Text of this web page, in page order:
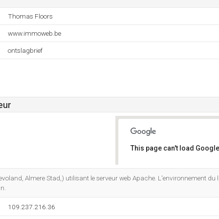
Thomas Floors
www.immoweb.be
ontslagbrief
This page can't load
Almere Stad,) utilisant le serveur web Apache. L'environnement du
109.237.216.36